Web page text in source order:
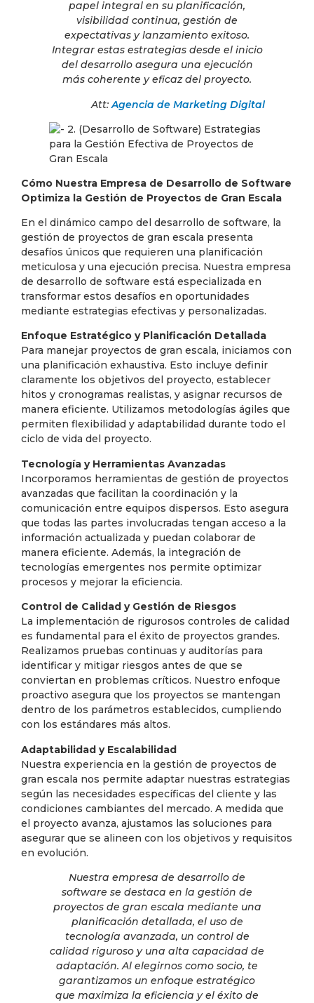
papel integral en su planificación,
visibilidad continua, gestión de
expectativas y lanzamiento exitoso.
Integrar estas estrategias desde el inicio
del desarrollo asegura una ejecución
más coherente y eficaz del proyecto.
Att:Agencia de Marketing Digital
Cómo Nuestra Empresa de Desarrollo de Software
Optimiza la Gestión de Proyectos de Gran Escala
En el dinámico campo del desarrollo de software, la
gestión de proyectos de gran escala presenta
desafíos únicos que requieren una planificación
meticulosa y una ejecución precisa. Nuestra empresa
de desarrollo de software está especializada en
transformar estos desafíos en oportunidades
mediante estrategias efectivas y personalizadas.
Enfoque Estratégico y Planificación Detallada
Para manejar proyectos de gran escala, iniciamos con
una planificación exhaustiva. Esto incluye definir
claramente los objetivos del proyecto, establecer
hitos y cronogramas realistas, y asignar recursos de
manera eficiente. Utilizamos metodologías ágiles que
permiten flexibilidad y adaptabilidad durante todo el
ciclo de vida del proyecto.
Tecnología y Herramientas Avanzadas
Incorporamos herramientas de gestión de proyectos
avanzadas que facilitan la coordinación y la
comunicación entre equipos dispersos. Esto asegura
que todas las partes involucradas tengan acceso a la
información actualizada y puedan colaborar de
manera eficiente. Además, la integración de
tecnologías emergentes nos permite optimizar
procesos y mejorar la eficiencia.
Control de Calidad y Gestión de Riesgos
La implementación de rigurosos controles de calidad
es fundamental para el éxito de proyectos grandes.
Realizamos pruebas continuas y auditorías para
identificar y mitigar riesgos antes de que se
conviertan en problemas críticos. Nuestro enfoque
proactivo asegura que los proyectos se mantengan
dentro de los parámetros establecidos, cumpliendo
con los estándares más altos.
Adaptabilidad y Escalabilidad
Nuestra experiencia en la gestión de proyectos de
gran escala nos permite adaptar nuestras estrategias
según las necesidades específicas del cliente y las
condiciones cambiantes del mercado. A medida que
el proyecto avanza, ajustamos las soluciones para
asegurar que se alineen con los objetivos y requisitos
en evolución.
Nuestra empresa de desarrollo de
software se destaca en la gestión de
proyectos de gran escala mediante una
planificación detallada, el uso de
tecnología avanzada, un control de
calidad riguroso y una alta capacidad de
adaptación. Al elegirnos como socio, te
garantizamos un enfoque estratégico
que maximiza la eficiencia y el éxito de